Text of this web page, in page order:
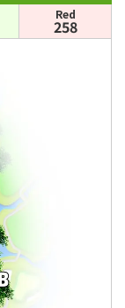
Red
258